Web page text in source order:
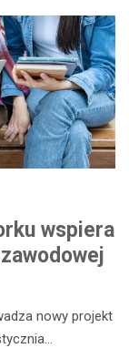
wspiera
nowy projekt